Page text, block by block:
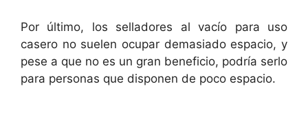
Por último, los selladores al vacío para uso
casero no suelen ocupar demasiado espacio, y
pese a que no es un gran beneficio, podría serlo
para personas que disponen de poco espacio.